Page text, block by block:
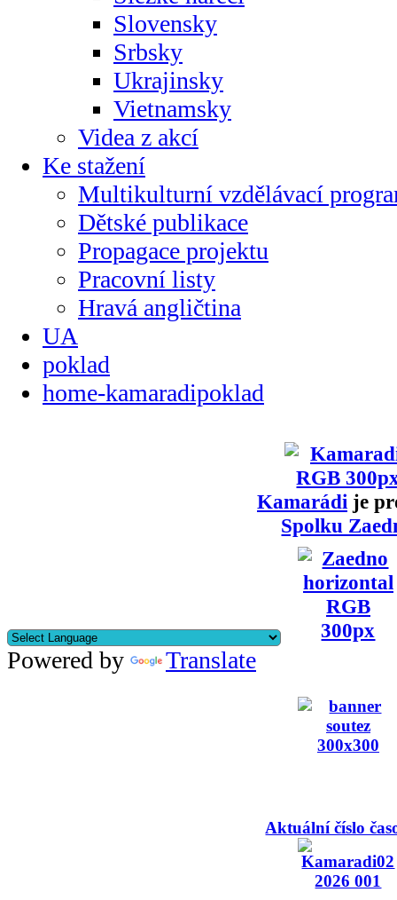
Slovensky
Srbsky
Ukrajinsky
Vietnamsky
Videa z akcí
Ke stažení
Multikulturní vzdělávací
Dětské publikace
Propagace projektu
Pracovní listy
Hravá angličtina
UA
poklad
home-kamaradipoklad
Kamarádi je
Spolku
Powered by Translate
Aktuální číslo